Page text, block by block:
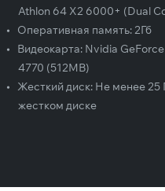
Athlon 64 X2 6000+ (Dual
•
Оперативная память:2Гб
•
Видеокарта: Nvidia
4770 (512MB)
•
Жесткий диск: Не менее 25
жестком диске